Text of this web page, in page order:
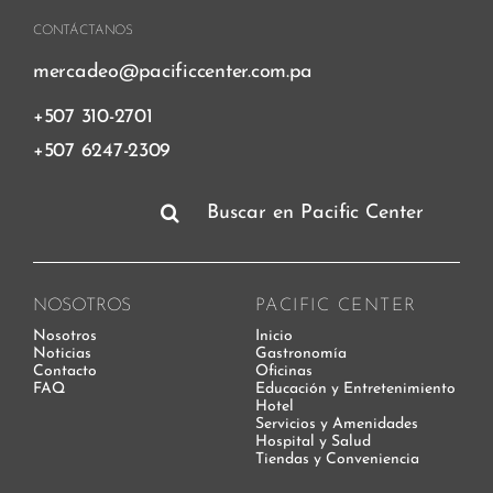
CONTÁCTANOS
mercadeo@pacificcenter.com.pa
+507 310-2701
+507 6247-2309
NOSOTROS
Nosotros
Noticias
Contacto
FAQ
PACIFIC CENTER
Inicio
Gastronomía
Oficinas
Educación y Entretenimiento
Hotel
Servicios y Amenidades
Hospital y Salud
Tiendas y Conveniencia